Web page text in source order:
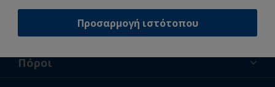
Προσαρμογή ιστότοπου
Υποστήριξη
Σχετικά με εμάς
Πόροι